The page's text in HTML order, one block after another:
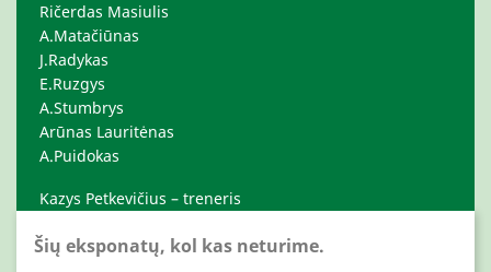
Ričerdas Masiulis
A.Matačiūnas
J.Radykas
E.Ruzgys
A.Stumbrys
Arūnas Lauritėnas
A.Puidokas
Kazys Petkevičius – treneris
Šių eksponatų, kol kas neturime.